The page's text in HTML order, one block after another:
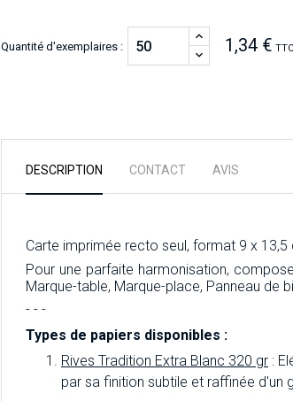
Quantité d'exemplaires : 1,34 € TTC
DESCRIPTION CONTACT AVIS
Carte imprimée recto seul, format 9 x 13,5
Pour une parfaite harmonisation,
Marque-table, Marque-place, Panneau de
- - -
Types de papiers disponibles :
Rives Tradition Extra Blanc 320 gr :
par sa finition subtile et raffinée d'un